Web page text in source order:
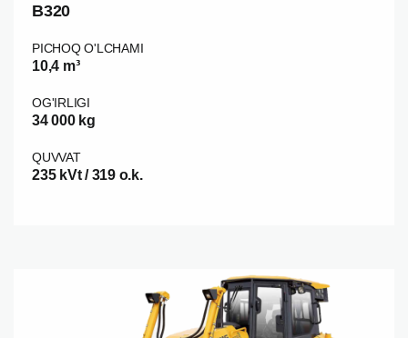
B320
PICHOQ O'LCHAMI
10,4 m³
OG'IRLIGI
34 000 kg
QUVVAT
235 kVt / 319 o.k.